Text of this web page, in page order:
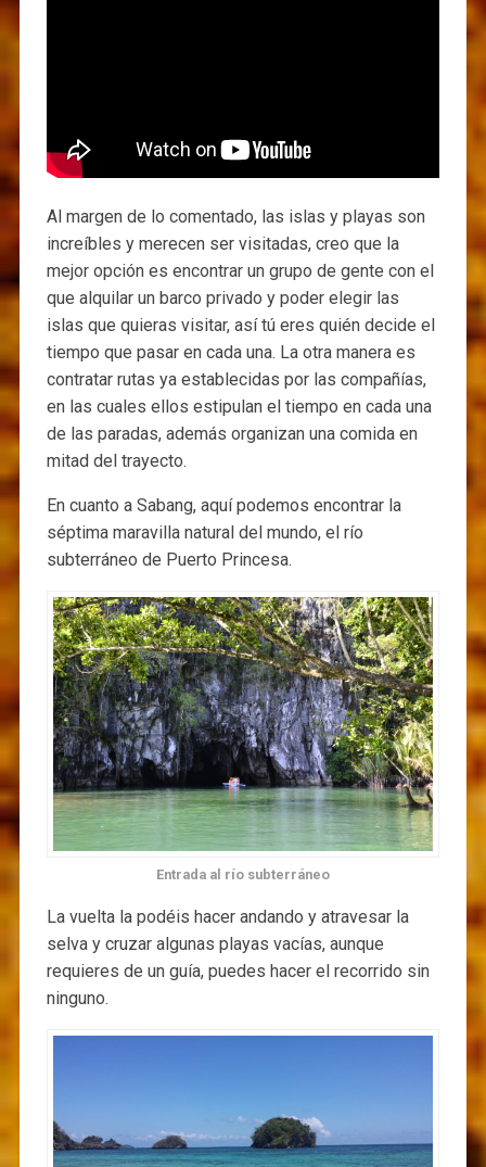
Al margen de lo comentado, las islas y playas son
increíbles y merecen ser visitadas, creo que la
mejor opción es encontrar un grupo de gente con el
que alquilar un barco privado y poder elegir las
islas que quieras visitar, así tú eres quién decide el
tiempo que pasar en cada una. La otra manera es
contratar rutas ya establecidas por las compañías,
en las cuales ellos estipulan el tiempo en cada una
de las paradas, además organizan una comida en
mitad del trayecto.
En cuanto a Sabang, aquí podemos encontrar la
séptima maravilla natural del mundo, el río
subterráneo de Puerto Princesa.
Entrada al río subterráneo
La vuelta la podéis hacer andando y atravesar la
selva y cruzar algunas playas vacías, aunque
requieres de un guía, puedes hacer el recorrido sin
ninguno.